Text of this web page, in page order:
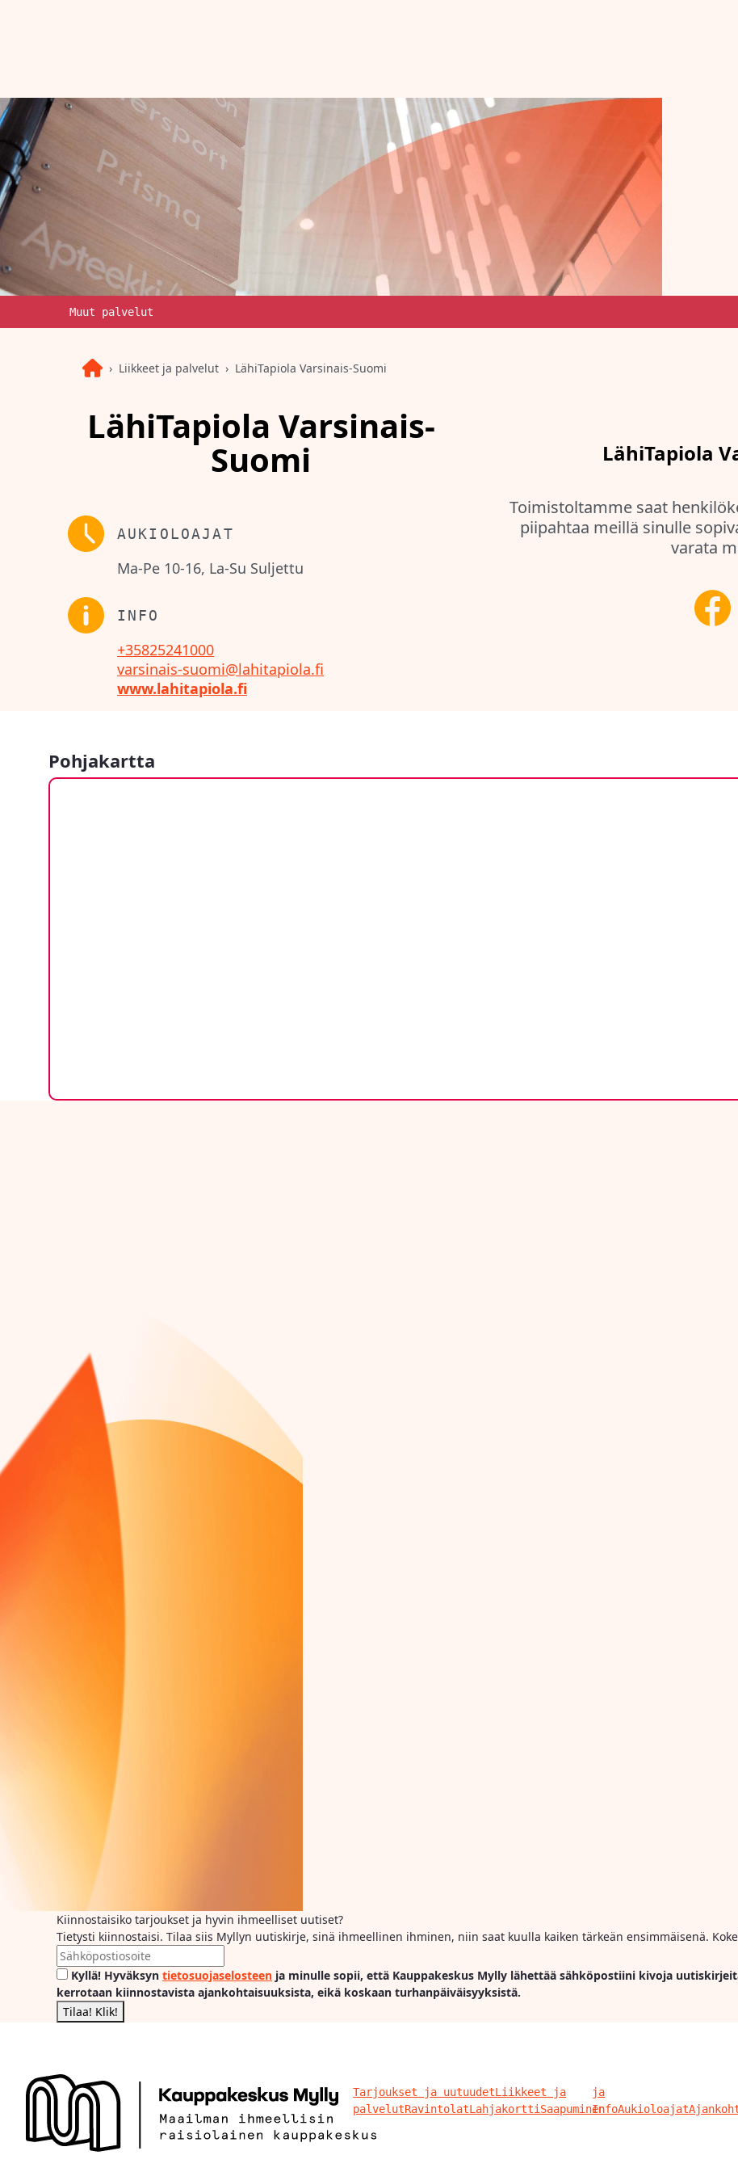
Muut palvelut
Liikkeet ja palvelut LähiTapiola Varsinais-Suomi
LähiTapiola Varsinais-
Suomi
AUKIOLOAJAT
Ma-Pe 10-16, La-Su Suljettu
INFO
+35825241000
varsinais-suomi@lahitapiola.fi
www.lahitapiola.fi
LähiTapiola
Toimistoltamme saat
piipahtaa meillä sinulle
varata
Pohjakartta
Kiinnostaisiko tarjoukset ja hyvin ihmeelliset uutiset?
Tietysti kiinnostaisi. Tilaa siis Myllyn uutiskirje, sinä ihmeellinen ihminen, niin saat kuulla kaiken tärkeän ensimmäisenä.
Kyllä! Hyväksyn tietosuojaselosteen ja minulle sopii, että Kauppakeskus Mylly lähettää sähköpostiini kivoja
kerrotaan kiinnostavista ajankohtaisuuksista, eikä koskaan turhanpäiväisyyksistä.
Tarjoukset ja uutuudetLiikkeet ja
palvelutRavintolatLahjakorttiSaapuminen
ja
InfoAukioloajat